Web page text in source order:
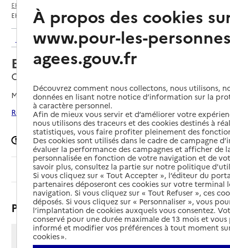
EHPAD par département
EHPAD Résidence Saint-Joseph
Retour aux résultats de l'annuaire
EHPAD Résidence Saint-Joseph
Orléans, LOIRET
Mis à jour le06/08/2026
Rechercher les établissements autour de Orléans
Signaler une erreur
Sommaire
Présentation
3 rue de l'Orbette
À propos des cookies
www.pour-les-
agees.gouv.fr
Découvrez comment nous collectons, nous utilisons,
données en lisant notre notice d’information sur la
à caractère personnel.
Afin de mieux vous servir et d’améliorer votre
nous utilisons des traceurs et des cookies destinés à
statistiques, vous faire profiter pleinement des
Des cookies sont utilisés dans le cadre de campagne
évaluer la performance des campagnes et afficher de
personnalisée en fonction de votre navigation et de
savoir plus, consultez la partie sur notre politique
Si vous cliquez sur « Tout Accepter », l’éditeur du
partenaires déposeront ces cookies sur votre terminal
navigation. Si vous cliquez sur « Tout Refuser », ces
déposés. Si vous cliquez sur « Personnaliser », vous
l’implantation de cookies auxquels vous consentez.
conservé pour une durée maximale de 13 mois et
informé et modifier vos préférences à tout moment
cookies ».